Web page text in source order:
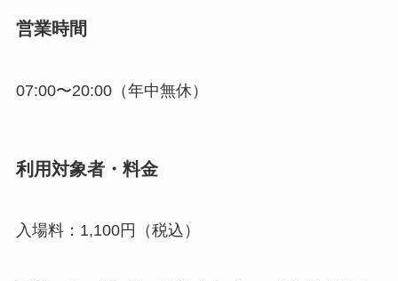
営業時間
07:00〜20:00（年中無休）
利用対象者・料金
入場料：1,100円（税込）